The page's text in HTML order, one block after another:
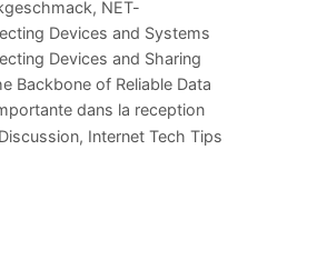
NET-
im
Devices and Systems
Devices and Sharing
Backbone of Reliable Data
dans la reception
Internet Tech Tips